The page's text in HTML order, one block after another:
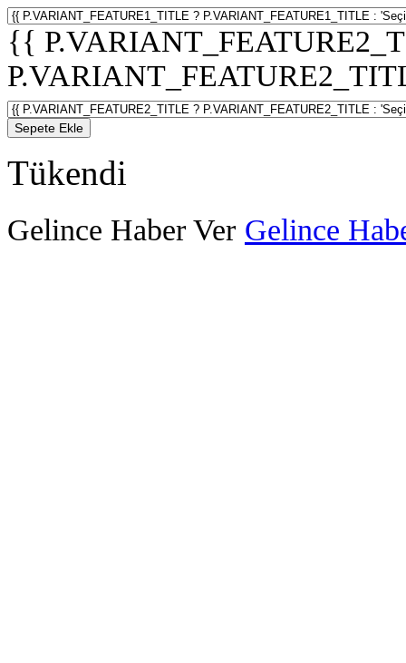
{{
Sepete Ekle
Tükendi
Gelince Haber Ver Gelince